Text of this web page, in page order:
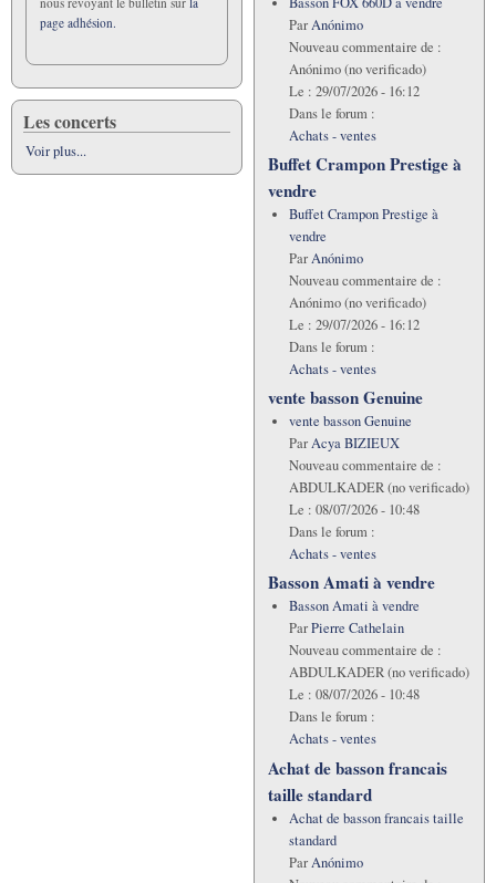
page adhésion.
Les concerts
Voir plus...
ParAnónimo
Nouveau commentaire de :
Anónimo (no verificado)
Le : 29/07/2026 - 16:12
Dans le forum :
Achats - ventes
Buffet Crampon Prestige à
vendre
Buffet Crampon Prestige à
vendre
ParAnónimo
Nouveau commentaire de :
Anónimo (no verificado)
Le : 29/07/2026 - 16:12
Dans le forum :
Achats - ventes
vente basson Genuine
vente basson Genuine
ParAcya BIZIEUX
Nouveau commentaire de :
ABDULKADER (no verificado)
Le : 08/07/2026 - 10:48
Dans le forum :
Achats - ventes
Basson Amati à vendre
Basson Amati à vendre
ParPierre Cathelain
Nouveau commentaire de :
ABDULKADER (no verificado)
Le : 08/07/2026 - 10:48
Dans le forum :
Achats - ventes
Achat de basson francais
taille standard
Achat de basson francais taille
standard
ParAnónimo